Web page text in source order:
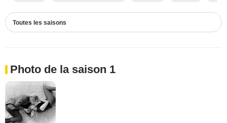
Toutes les saisons
Photo de la saison 1